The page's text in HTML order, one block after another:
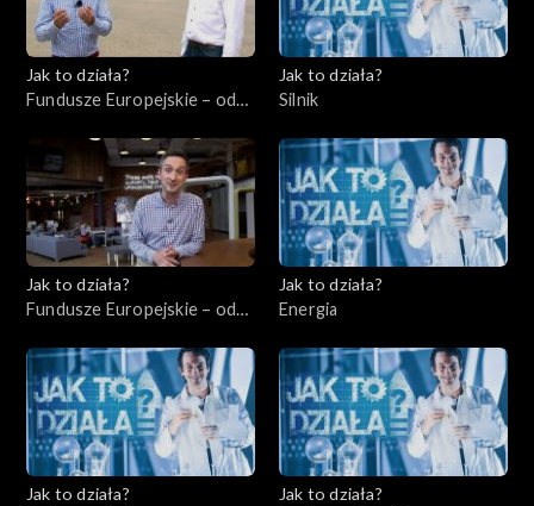
Jak to działa?
Fundusze Europejskie – odc.
niepełnosprawnych
Jak to działa?
Silnik
Jak to działa?
Fundusze Europejskie – odc.
Jak to działa?
Energia
Jak to działa?
Jak to działa?